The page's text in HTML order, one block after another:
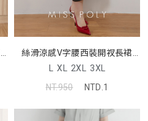
絲滑涼感V字腰西裝開衩長裙
MISS
L XL 2XL 3XL
NT.950
NTD.1